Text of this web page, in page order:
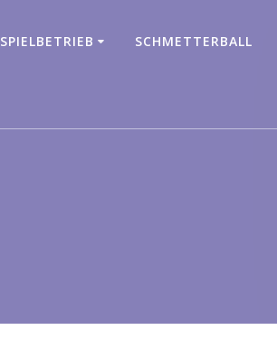
SPIELBETRIEB SCHMETTERBALL